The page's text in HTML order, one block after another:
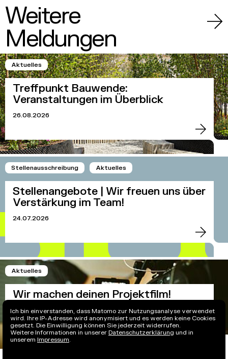
Ich bin einverstanden, dass Matomo zur Nutzungsanalyse verwendet
wird. Ihre IP-Adresse wird anonymisiert und es werden keine Cookies
gesetzt. Die Einwilligung können Sie jederzeit widerrufen.
Weitere Informationen in unsererDatenschutzerklärung und in
unserem Impressum.
Weitere
Meldungen
Aktuelles
Treffpunkt Bauwende:
Veranstaltungen im Überblick
26.08.2026
Stellenausschreibung Aktuelles
Stellenangebote | Wir freuen uns über
Verstärkung im Team!
24.07.2026
Aktuelles
Wir machen deinen Projektfilm!
06.07.2026